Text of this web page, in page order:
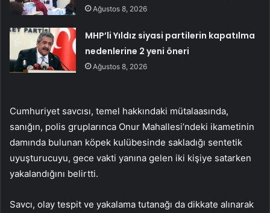
Ağustos 8, 2026
MHP’li Yıldız siyasi partilerin kapatılma
nedenlerine 2 yeni öneri
Ağustos 8, 2026
Cumhuriyet savcısı, temel hakkındaki mütalaasında,
sanığın, polis gruplarınca Onur Mahallesi’ndeki ikametinin
damında bulunan köpek kulübesinde sakladığı sentetik
uyuşturucuyu, gece vakti yanına gelen iki kişiye satarken
yakalandığını belirtti.
Savcı, olay tespit ve yakalama tutanağı da dikkate alınarak